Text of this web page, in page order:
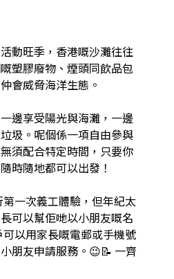
動旺季，香港嘅沙灘往往
塑膠廢物、煙頭同飲品包
會威脅海洋生態。
邊享受陽光與海灘，一邊
圾。呢個係一項自由參與
須配合特定時間，只要你
時隨地都可以出發！
一次義工體驗，但年紀太
可以幫佢哋以小朋友嘅名
以用家長嘅電郵或手機號
朋友申請服務。😉📝 一齊